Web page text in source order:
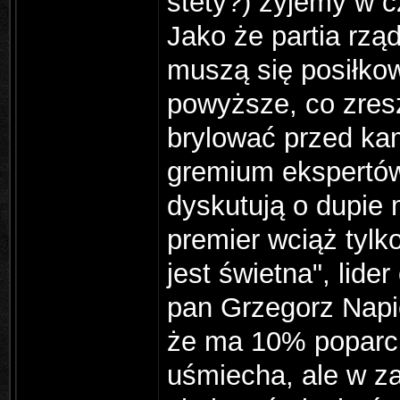
Jako że partia
muszą się
powyższe, co
brylować przed
gremium
dyskutują o dupie
premier wciąż
jest świetna",
pan Grzegorz
że ma 10%
uśmiecha, ale w